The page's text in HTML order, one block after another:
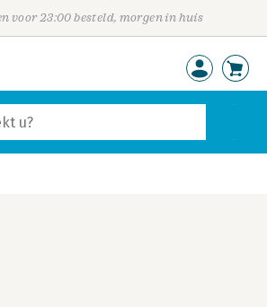
voor 23:00 besteld, morgen in huis